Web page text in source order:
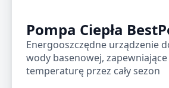
Pompa Ciepła
Energooszczędne urządzenie
wody basenowej,
temperaturę przez cały sezon